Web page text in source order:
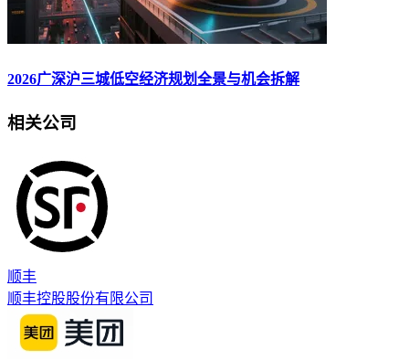
2026广深沪三城低空经济规划全景与机会拆解
相关公司
顺丰
顺丰控股股份有限公司